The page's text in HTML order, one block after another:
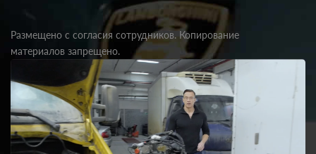
Размещено с согласия сотрудников. Копирование
материалов запрещено.